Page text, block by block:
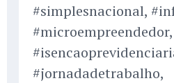
#simplesnacional,
#microempreendedor,
#jornadadetrabalho,